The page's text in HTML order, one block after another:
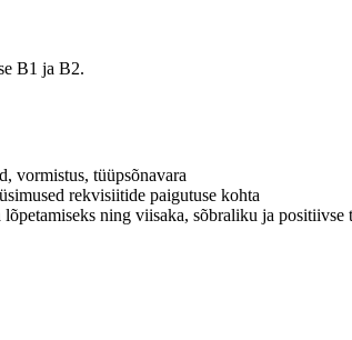
B1 ja B2.
vormistus, tüüpsõnavara
rekvisiitide paigutuse kohta
ning viisaka, sõbraliku ja positiivse